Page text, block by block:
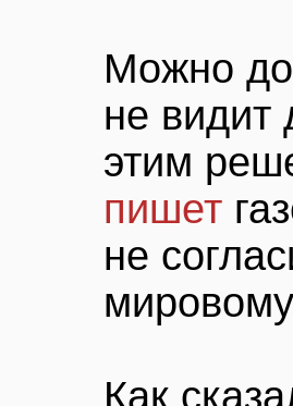
Можно
не видит
этим
пишет
не
Как